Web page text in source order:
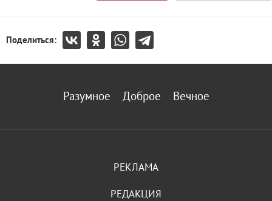
Поделиться:
Разумное Доброе Вечное
РЕКЛАМА
РЕДАКЦИЯ